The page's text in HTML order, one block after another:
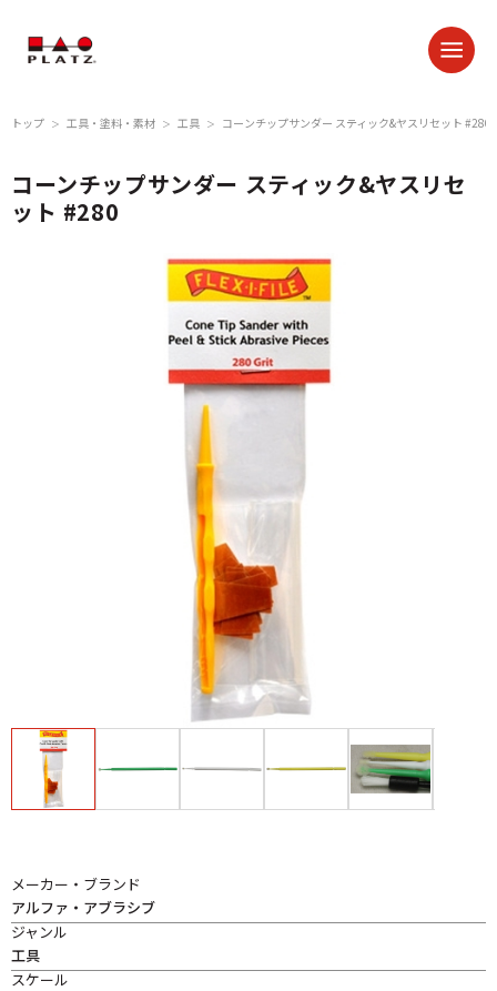
トップ ＞ 工具・塗料・素材 ＞ 工具 ＞ コーンチップサンダー スティック&ヤスリセット #280
コーンチップサンダー スティック&ヤスリセ
ット #280
メーカー・ブランド
アルファ・アブラシブ
ジャンル
工具
スケール